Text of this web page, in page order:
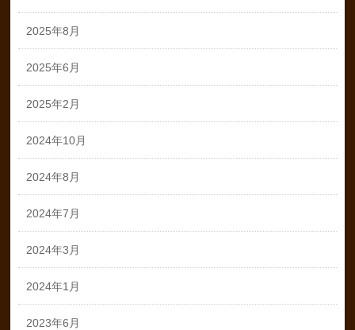
2025年8月
2025年6月
2025年2月
2024年10月
2024年8月
2024年7月
2024年3月
2024年1月
2023年6月